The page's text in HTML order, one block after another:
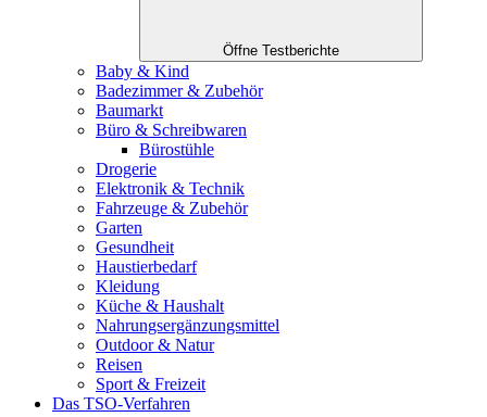
Öffne Testberichte
Baby & Kind
Badezimmer & Zubehör
Baumarkt
Büro & Schreibwaren
Bürostühle
Drogerie
Elektronik & Technik
Fahrzeuge & Zubehör
Garten
Gesundheit
Haustierbedarf
Kleidung
Küche & Haushalt
Nahrungsergänzungsmittel
Outdoor & Natur
Reisen
Sport & Freizeit
Das TSO-Verfahren